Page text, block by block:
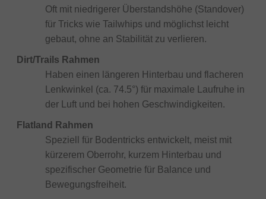
Oft mit niedrigerer Überstandshöhe (Standover)
für Tricks wie Tailwhips und möglichst leicht
gebaut, ohne an Stabilität zu verlieren.
Dirt/Trails Rahmen
Haben einen längeren Hinterbau und flacheren
Lenkwinkel (ca. 74.5°) für maximale Laufruhe in
der Luft und bei hohen Geschwindigkeiten.
Flatland Rahmen
Speziell für Bodentricks entwickelt, meist mit
kürzerem Oberrohr, kurzem Hinterbau und
spezifischer Geometrie für Balance und
Bewegungsfreiheit.